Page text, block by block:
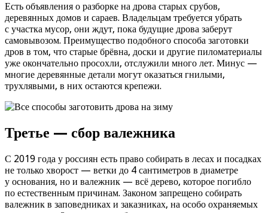
Есть объявления о разборке на дрова старых срубов,
деревянных домов и сараев. Владельцам требуется убрать
с участка мусор, они ждут, пока будущие дрова заберут
самовывозом. Преимущество подобного способа заготовки
дров в том, что старые брёвна, доски и другие пиломатериалы
уже окончательно просохли, отслужили много лет. Минус —
многие деревянные детали могут оказаться гнилыми,
трухлявыми, в них остаются крепежи.
Третье — сбор валежника
С 2019 года у россиян есть право собирать в лесах и посадках
не только хворост — ветки до 4 сантиметров в диаметре
у основания, но и валежник — всё дерево, которое погибло
по естественным причинам. Законом запрещено собирать
валежник в заповедниках и заказниках, на особо охраняемых